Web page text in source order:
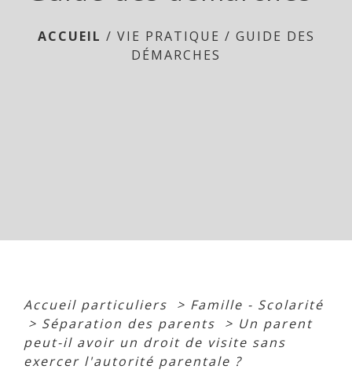
ACCUEIL / VIE PRATIQUE / GUIDE DES
DÉMARCHES
Accueil particuliers > Famille - Scolarité
> Séparation des parents > Un parent
peut-il avoir un droit de visite sans
exercer l'autorité parentale ?